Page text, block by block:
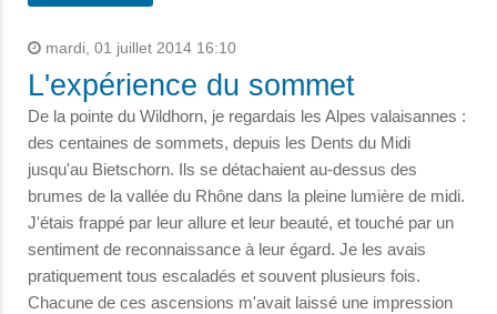
mardi, 01 juillet 2014 16:10
L'expérience du sommet
De la pointe du Wildhorn, je regardais les Alpes valaisannes :
des centaines de sommets, depuis les Dents du Midi
jusqu'au Bietschorn. Ils se détachaient au-dessus des
brumes de la vallée du Rhône dans la pleine lumière de midi.
J'étais frappé par leur allure et leur beauté, et touché par un
sentiment de reconnaissance à leur égard. Je les avais
pratiquement tous escaladés et souvent plusieurs fois.
Chacune de ces ascensions m'avait laissé une impression